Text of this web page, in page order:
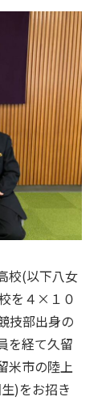
校(以下八女
を４×１０
技部出身の
を経て久留
米市の陸上
)をお招き